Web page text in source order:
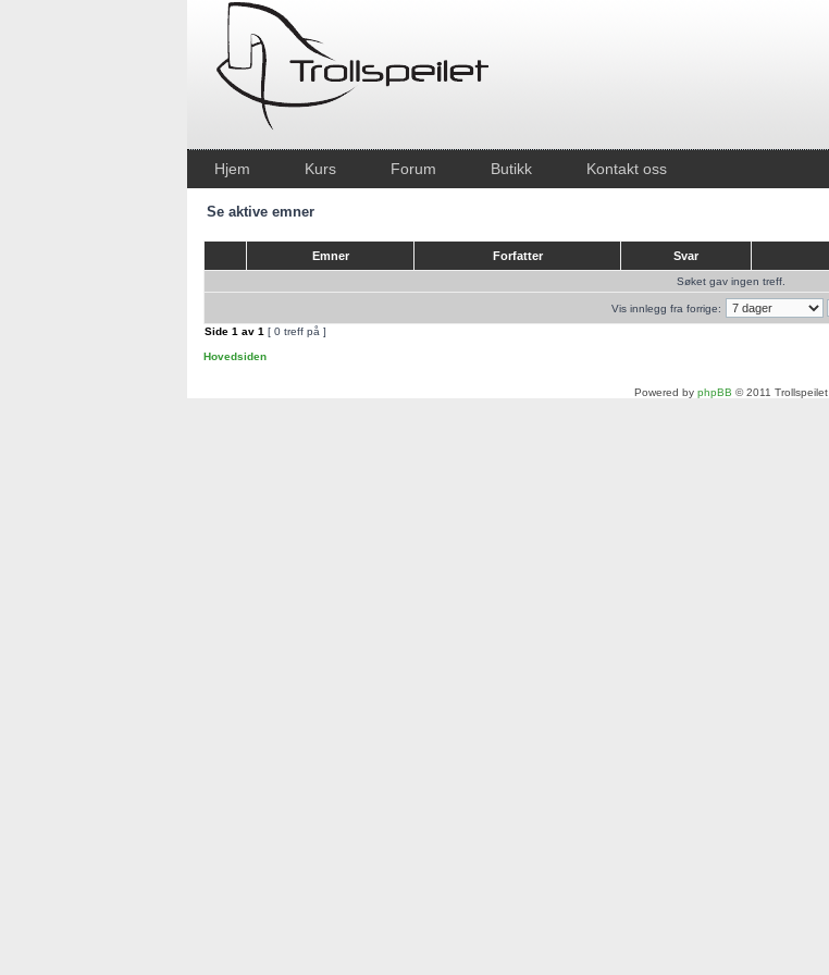
Hjem Kurs Forum Butikk Kontakt oss
Se aktive emner
Emner Forfatter Svar
Søket gav ingen treff.
Vis innlegg fra forrige:
Side 1 av 1 [ 0 treff på ]
Hovedsiden
Powered by phpBB © 2011 Trollspeilet